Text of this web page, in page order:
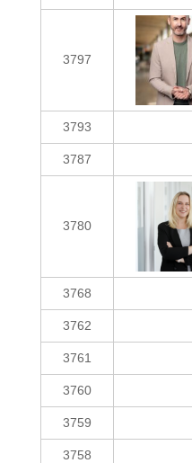
3797
3793
3787
3780
3768
3762
3761
3760
3759
3758